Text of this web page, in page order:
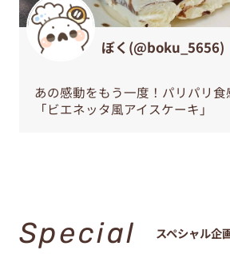
ぼく(@boku_5656)
あの感動をもう一度！パリパリ
「ビエネッタ風アイスケーキ」
Special スペシャル企